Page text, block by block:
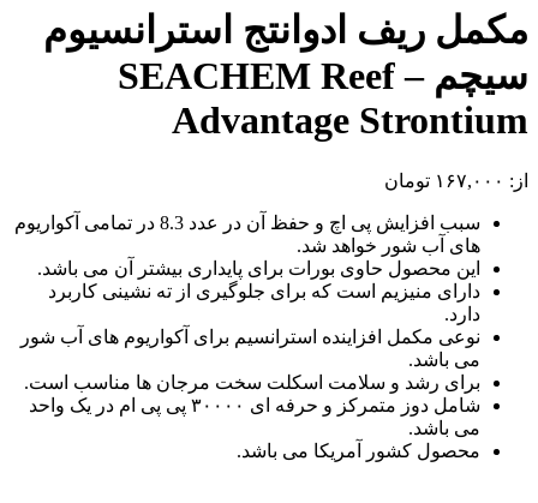
مکمل ریف ادوانتج استرانسیوم
سیچم – SEACHEM Reef
Advantage Strontium
از: ۱۶۷,۰۰۰ تومان
سبب افزایش پی اچ و حفظ آن در عدد 8.3 در تمامی آکواریوم
های آب شور خواهد شد.
این محصول حاوی بورات برای پایداری بیشتر آن می باشد.
دارای منیزیم است که برای جلوگیری از ته نشینی کاربرد
دارد.
نوعی مکمل افزاینده استرانسیم برای آکواریوم های آب شور
می باشد.
برای رشد و سلامت اسکلت سخت مرجان ها مناسب است.
شامل دوز متمرکز و حرفه ای ۳۰۰۰۰ پی پی ام در یک واحد
می باشد.
محصول کشور آمریکا می باشد.